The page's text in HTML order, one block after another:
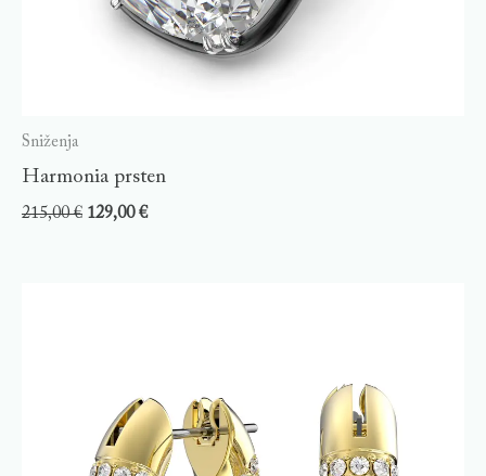
Sniženja
Harmonia prsten
215,00€ 129,00€